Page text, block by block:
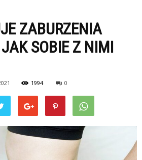
ZABURZENIA
SOBIE Z NIMI
1994 0